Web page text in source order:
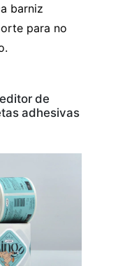
barniz
para no
de
adhesivas